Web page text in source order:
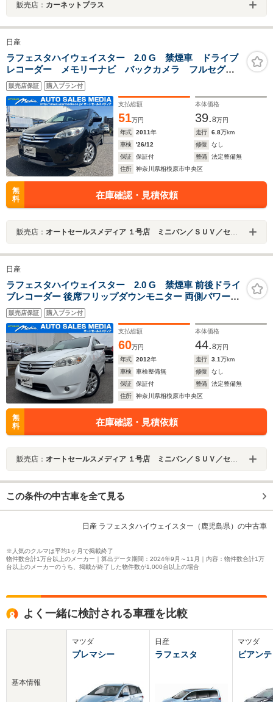
販売店： カーネットプラス
日産
ラフェスタハイウェイスター 2.0 G 禁煙車 ドライブ
レコーダー メモリーナビ バックカメラ フルセグ
Bluetooth接続 DVD CD パワースライドドア
ETC インテリキー 横滑り防止装置 純正16インチ
AW タイミングチェーン
販売店保証 購入プラン付
支払総額
51万円
本体価格
39.8万円
年式
2011年 走行 6.8万km
車検
'26/12 修復
なし
保証
保証付 整備
法定整備無
住所
神奈川県相模原市中央区
無
料
在庫確認・見積依頼
販売店： オートセールスメディア １号店 ミニバン／ＳＵＶ／セダン専門店
日産
ラフェスタハイウェイスター 2.0 G 禁煙車 前後ドライ
ブレコーダー 後席フリップダウンモニター 両側パワース
ライドドア SDナビ バックカメラ フルセグ Bluetooth接
続 DVD HID ETC レザー調シートカバー MTモード
販売店保証 購入プラン付
支払総額
60万円
本体価格
44.8万円
年式
2012年 走行 3.1万km
車検
車検整備無 修復
なし
保証
保証付 整備
法定整備無
住所
神奈川県相模原市中央区
無
料
在庫確認・見積依頼
販売店： オートセールスメディア １号店 ミニバン／ＳＵＶ／セダン専門店
この条件の中古車を全て見る
日産 ラフェスタハイウェイスター（鹿児島県）の中古車
※人気のクルマは平均1ヶ月で掲載終了
物件数合計1万台以上のメーカー｜算出データ期間：2024年9月～11月｜内容：物件数合計1万
台以上のメーカーのうち、掲載が終了した物件数が1,000台以上の場合
よく一緒に検討される車種を比較
基本情報
マツダ
プレマシー
日産
ラフェスタ
マツダ
ビアンテ